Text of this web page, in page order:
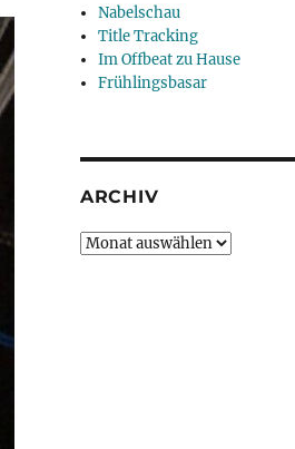
Nabelschau
Title Tracking
Im Offbeat zu Hause
Frühlingsbasar
ARCHIV
Archiv